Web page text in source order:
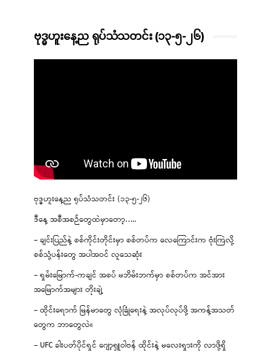
ဗုဒ္ဓဟူးနေ့ည ရုပ်သံသတင်း (၁၃-၅-၂၆)
ဗုဒ္ဓဟူးနေ့ည ရုပ်သံသတင်း (၁၃-၅-၂၆)
ဒီနေ့ အစီအစဉ်တွေထဲမှာတော့…..
– ချင်းပြည်နဲ့ စစ်ကိုင်းတိုင်းမှာ စစ်တပ်က လေကြောင်းက ဗုံးကြဲလို့
စစ်သုံ့ပန်းတွေ အပါအဝင် လူသေဆုံး
– ရှမ်းမြောက်-ကချင် အစပ် မဘိမ်းဘက်မှာ စစ်တပ်က အင်အား
အမြောက်အများ တိုးချဲ့
– ထိုင်းရောက် မြန်မာတွေ လုံခြုံရေးနဲ့ အလုပ်လုပ်ဖို့ အကန့်အသတ်
တွေက ဘာတွေလဲ။
– UFC ခါးပတ်ပိုင်ရှင် ဂျော့ရှူဝါဗန် ထိုင်းနဲ့ မလေးရှားကို လာဖို့ရှိ